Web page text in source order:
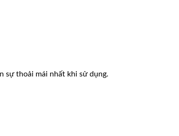
sự thoải mái nhất khi sử dụng.